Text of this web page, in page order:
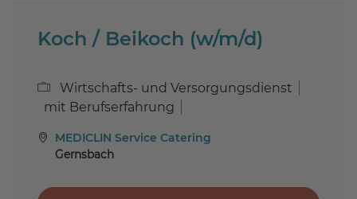
Koch / Beikoch (w/m/d)
Wirtschafts- und Versorgungsdienst
mit Berufserfahrung
MEDICLIN Service Catering
Gernsbach